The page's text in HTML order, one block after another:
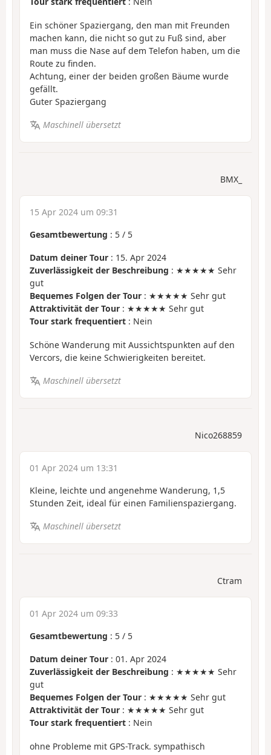
Ein schöner Spaziergang, den man mit Freunden
machen kann, die nicht so gut zu Fuß sind, aber
man muss die Nase auf dem Telefon haben, um die
Route zu finden.
Achtung, einer der beiden großen Bäume wurde
gefällt.
Guter Spaziergang
Maschinell übersetzt
BMX_
15 Apr 2024 um 09:31
Gesamtbewertung : 5 / 5
Datum deiner Tour : 15. Apr 2024
Zuverlässigkeit der Beschreibung : ★★★★★ Sehr
gut
Bequemes Folgen der Tour : ★★★★★ Sehr gut
Attraktivität der Tour : ★★★★★ Sehr gut
Tour stark frequentiert : Nein
Schöne Wanderung mit Aussichtspunkten auf den
Vercors, die keine Schwierigkeiten bereitet.
Maschinell übersetzt
Nico268859
01 Apr 2024 um 13:31
Kleine, leichte und angenehme Wanderung, 1,5
Stunden Zeit, ideal für einen Familienspaziergang.
Maschinell übersetzt
Ctram
01 Apr 2024 um 09:33
Gesamtbewertung : 5 / 5
Datum deiner Tour : 01. Apr 2024
Zuverlässigkeit der Beschreibung : ★★★★★ Sehr
gut
Bequemes Folgen der Tour : ★★★★★ Sehr gut
Attraktivität der Tour : ★★★★★ Sehr gut
Tour stark frequentiert : Nein
ohne Probleme mit GPS-Track. sympathisch